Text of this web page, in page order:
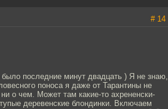
# 14
последние минут двадцать ) Я не знаю,
поноса я даже от Тарантины не
о чем. Может там какие-то ахрененски-
деревенские блондинки. Включаем